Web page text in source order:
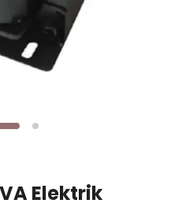
Elektrik